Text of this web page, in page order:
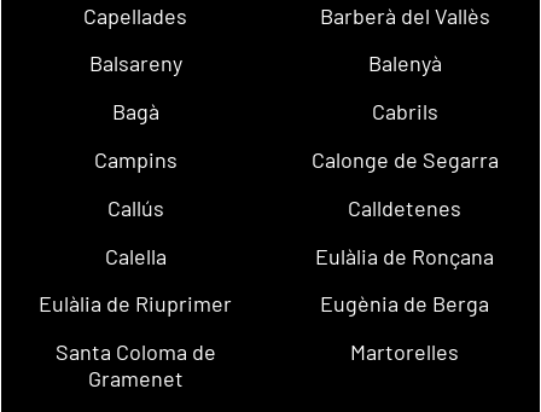
Capellades
Barberà del Vallès
Balsareny
Balenyà
Bagà
Cabrils
Campins
Calonge de Segarra
Callús
Calldetenes
Calella
Eulàlia de Ronçana
Eulàlia de Riuprimer
Eugènia de Berga
Santa Coloma de
Gramenet
Martorelles